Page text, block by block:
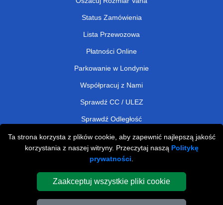
Ta strona korzysta z plików cookie, aby zapewnić najlepszą jakość
korzystania z naszej witryny. Przeczytaj naszą Politykę
prywatności
Zaakceptuj wszystkie pliki cookie
Status Zamówienia
Lista Przewozowa
Płatności Online
Parkowanie w Londynie
Współpracuj z Nami
Sprawdź CC / ULEZ
Sprawdź Odległość
Man and Van Removals